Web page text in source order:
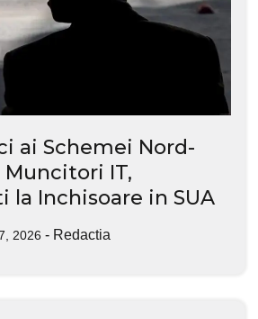
ai Schemei Nord-
Muncitori IT,
la Inchisoare in SUA
2026 - Redactia